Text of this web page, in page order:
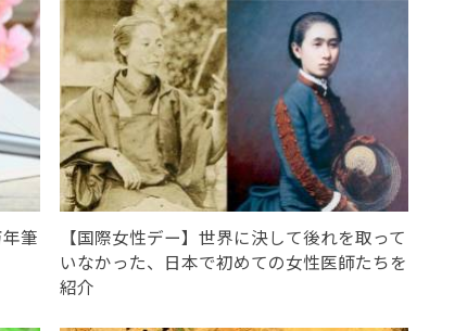
筆
【国際女性デー】世界に決して後れを取って
いなかった、日本で初めての女性医師たちを
紹介